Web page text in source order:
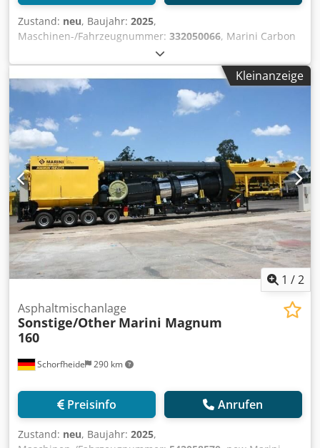
Zustand: neu, Baujahr: 2025,
Maschinen-/Fahrzeugnummer: 332050066, Marini Carbon
T-Box 160 mobile asphalt plant year: New capacity: up to
160 to./h. - container type - aggregate hoppers: 4 - capacity
of one hopper: 10 m3 Dodpfx Anohd I Upetock - drying
drum: counterflow - burner: 13 MW - 1 year guarantee - CE
This offer is subject to change, input errors and mistakes.
Valid are only the specific agreements in the order
confirmation respectively in the sales contract. more
machines and mixing plants on our website Weitere
Informationen Verwendungszweck: Bauwesen,
Verwendbares Material: Asphalt, Allgemeiner Zustand:
sehr gut, Technischer Zustand: sehr gut, Optischer
Zustand: sehr gut,
Kleinanzeige
1 /2
Schorfheide 290 km
Asphaltmischanlage
Sonstige/Other Marini Magnum
160
Preisinfo Anrufen
Zustand: neu, Baujahr: 2025,